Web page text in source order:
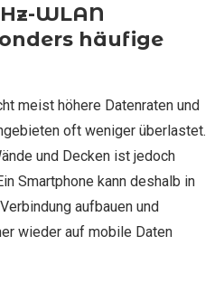
WLAN
häufige
meist höhere Datenraten und
oft weniger überlastet.
und Decken ist jedoch
Smartphone kann deshalb in
aufbauen und
wieder auf mobile Daten